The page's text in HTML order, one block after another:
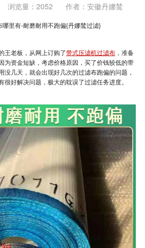
浏览量： 2052 作者： 安徽丹娜鸶
哪里有-耐磨耐用不跑偏{丹娜鸶过滤}
老板，从网上订购了带式压滤机过滤布，准备
为资金短缺，考虑价格原因，买了价钱较低的带
没几天，就会出现好几次的过滤布跑偏的问题，
好解决问题，极大的耽误了过滤任务进度。